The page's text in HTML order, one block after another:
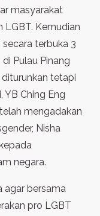
masyarakat
LGBT. Kemudian
terbuka 3
Pulau Pinang
tetapi
YB Ching Eng
mengadakan
Nisha
negara.
agar bersama
pro LGBT